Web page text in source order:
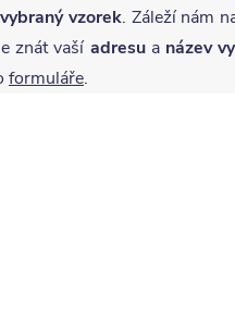
vzorek. Záleží nám
znát vaší adresua název
formuláře.